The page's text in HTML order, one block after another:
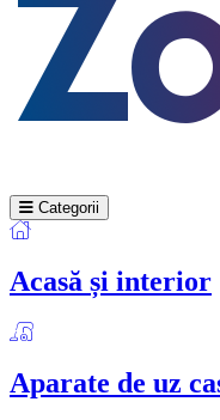
Categorii
Acasă și interior
Aparate de uz